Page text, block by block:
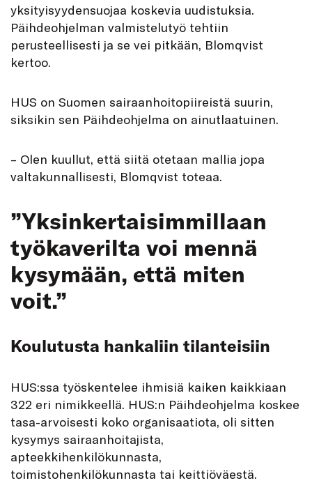
yksityisyydensuojaa koskevia uudistuksia.
Päihdeohjelman valmistelutyö tehtiin
perusteellisesti ja se vei pitkään, Blomqvist
kertoo.
HUS on Suomen sairaanhoitopiireistä suurin,
siksikin sen Päihdeohjelma on ainutlaatuinen.
– Olen kuullut, että siitä otetaan mallia jopa
valtakunnallisesti, Blomqvist toteaa.
”Yksinkertaisimmillaan
työkaverilta voi mennä
kysymään, että miten
voit.”
Koulutusta hankaliin tilanteisiin
HUS:ssa työskentelee ihmisiä kaiken kaikkiaan
322 eri nimikkeellä. HUS:n Päihdeohjelma koskee
tasa-arvoisesti koko organisaatiota, oli sitten
kysymys sairaanhoitajista,
apteekkihenkilökunnasta,
toimistohenkilökunnasta tai keittiöväestä.